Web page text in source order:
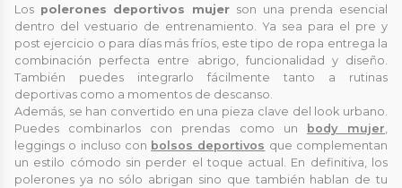
Los polerones deportivos mujer son una prenda esencial
dentro del vestuario de entrenamiento. Ya sea para el pre y
post ejercicio o para días más fríos, este tipo de ropa entrega la
combinación perfecta entre abrigo, funcionalidad y diseño.
También puedes integrarlo fácilmente tanto a rutinas
deportivas como a momentos de descanso.
Además, se han convertido en una pieza clave del look urbano.
Puedes combinarlos con prendas como un body mujer
leggings o incluso con bolsos deportivos que complementan
un estilo cómodo sin perder el toque actual. En definitiva, los
polerones ya no sólo abrigan sino que también hablan de tu